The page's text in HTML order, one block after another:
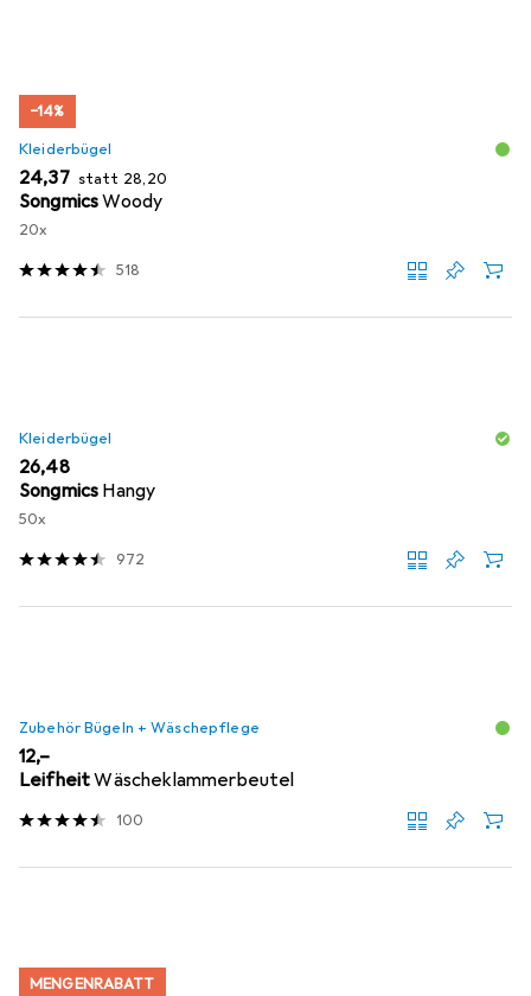
−14%
Kleiderbügel
EUR
24,37 statt EUR
28,20
SongmicsWoody
20x
518
Kleiderbügel
EUR
26,48
Songmics Hangy
50x
972
Zubehör Bügeln + Wäschepflege
EUR
12,–
LeifheitWäscheklammerbeutel
100
MENGENRABATT